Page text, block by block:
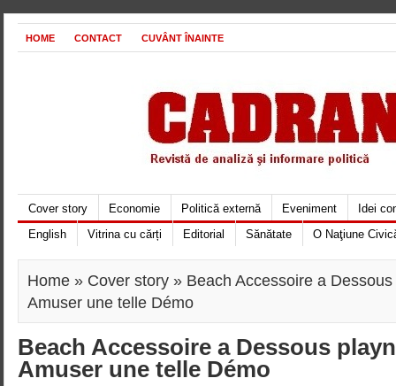
HOME CONTACT CUVÂNT ÎNAINTE
Cover story Economie Politică externă Eveniment
Idei
English
Vitrina cu cărți Editorial Sănătate O Naţiune
Home » Cover story » Beach Accessoire a
Amuser une telle Démo
Beach Accessoire a Dessous
Amuser une telle Démo